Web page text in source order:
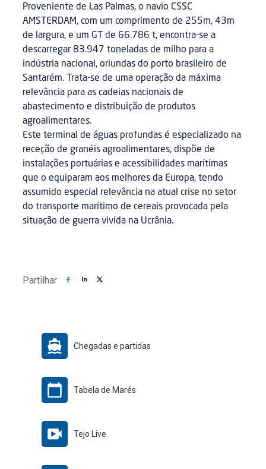
Proveniente de Las Palmas, o navio CSSC
AMSTERDAM, com um comprimento de 255m, 43m
de largura, e um GT de 66.786 t, encontra-se a
descarregar 83.947 toneladas de milho para a
indústria nacional, oriundas do porto brasileiro de
Santarém. Trata-se de uma operação da máxima
relevância para as cadeias nacionais de
abastecimento e distribuição de produtos
agroalimentares.
Este terminal de águas profundas é especializado na
receção de granéis agroalimentares, dispõe de
instalações portuárias e acessibilidades marítimas
que o equiparam aos melhores da Europa, tendo
assumido especial relevância na atual crise no setor
do transporte marítimo de cereais provocada pela
situação de guerra vivida na Ucrânia.
Partilhar
Chegadas e partidas
Tabela de Marés
Tejo Live